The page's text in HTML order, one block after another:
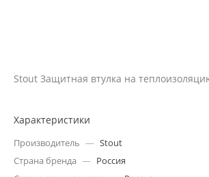
Stout Защитная втулка на
Характеристики
Производитель — Stout
Страна бренда — Россия